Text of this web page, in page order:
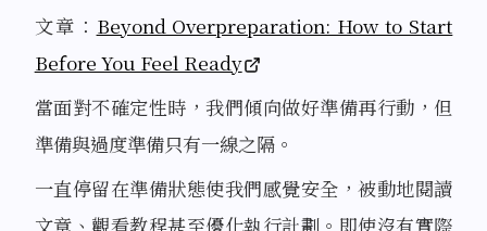
文章： Beyond Overpreparation: How to Start
Before You Feel Ready
當面對不確定性時，我們傾向做好準備再行動，但
準備與過度準備只有一線之隔。
一直停留在準備狀態使我們感覺安全，被動地閱讀
文章、觀看教程甚至優化執行計劃。即使沒有實際